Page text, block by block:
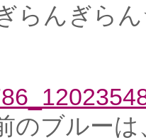
らんぎら
のブルー